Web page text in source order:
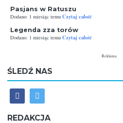
Pasjans w Ratuszu
Dodano: 1 miesiąc temu Czytaj całość
Legenda zza torów
Dodano: 1 miesiąc temu Czytaj całość
Reklama
ŚLEDŹ NAS
REDAKCJA